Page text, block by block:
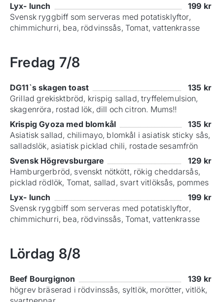
Lyx- lunch
199 kr
Svensk ryggbiff som serveras med potatisklyftor,
chimmichurri, bea, rödvinssås, Tomat, vattenkrasse
Fredag 7/8
DG11`s skagen toast 135 kr
Grillad grekisktbröd, krispig sallad, tryffelemulsion,
skagenröra, rostad lök, dill och citron. Mums!!
Krispig Gyoza med blomkål
135 kr
Asiatisk sallad, chilimayo, blomkål i asiatisk sticky sås,
salladslök, asiatisk picklad chili, rostade sesamfrön
Svensk Högrevsburgare
129 kr
Hamburgerbröd, svenskt nötkött, rökig cheddarsås,
picklad rödlök, Tomat, sallad, svart vitlöksås, pommes
Lyx- lunch
199 kr
Svensk ryggbiff som serveras med potatisklyftor,
chimmichurri, bea, rödvinssås, Tomat, vattenkrasse
Lördag 8/8
Beef Bourgignon 139 kr
högrev bräserad i rödvinssås, syltlök, morötter, vitlök,